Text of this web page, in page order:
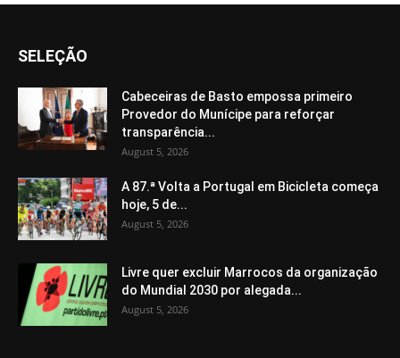
SELEÇÃO
Cabeceiras de Basto empossa primeiro
Provedor do Munícipe para reforçar
transparência...
August 5, 2026
A 87.ª Volta a Portugal em Bicicleta começa
hoje, 5 de...
August 5, 2026
Livre quer excluir Marrocos da organização
do Mundial 2030 por alegada...
August 5, 2026